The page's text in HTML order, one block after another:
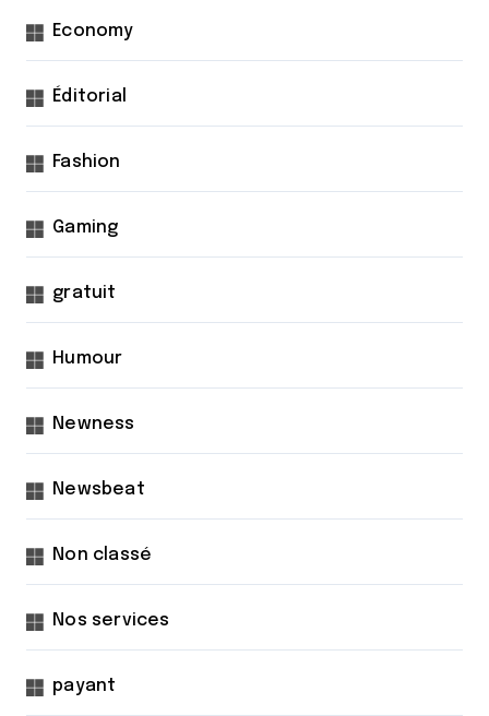
Economy
Éditorial
Fashion
Gaming
gratuit
Humour
Newness
Newsbeat
Non classé
Nos services
payant